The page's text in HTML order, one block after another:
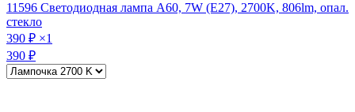
11596 Светодиодная лампа A60, 7W (E27), 2700K, 806lm, опал.
стекло
390 ₽ ×1
390 ₽